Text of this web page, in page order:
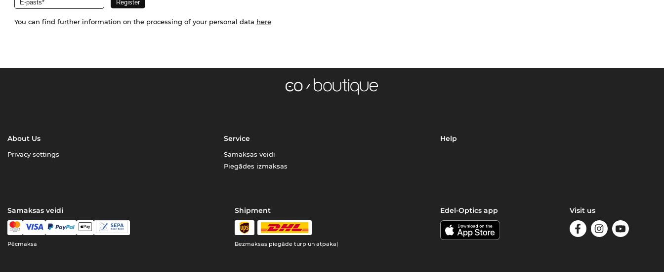
You can find further information on the processing of your personal data here
About Us
Privacy settings
Service
Samaksas veidi
Piegādes izmaksas
Help
Samaksas veidi
Pēcmaksa
Shipment
Bezmaksas piegāde turp un atpakaļ
Edel-Optics app Visit us